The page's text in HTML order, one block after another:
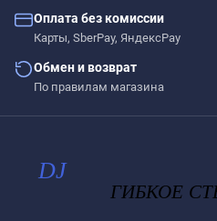
Оплата без комиссии
Карты, SberPay, ЯндексPay
Обмен и возврат
По правилам магазина